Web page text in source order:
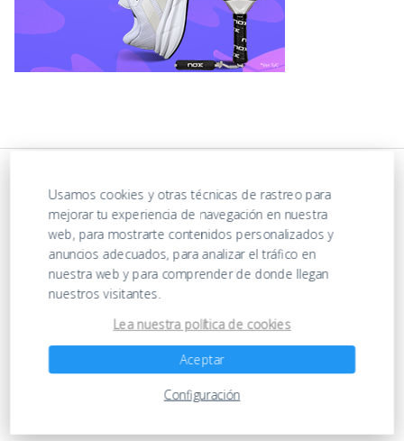
https://ofertasenjuguetes.com/privacy-policy/
Ofertas en Juguetes
Usamos cookies y otras técnicas de rastreo para
mejorar tu experiencia de navegación en nuestra
web, para mostrarte contenidos personalizados y
anuncios adecuados, para analizar el tráfico en
nuestra web y para comprender de donde llegan
nuestros visitantes.
Lea nuestra política de cookies
Aceptar
Configuración